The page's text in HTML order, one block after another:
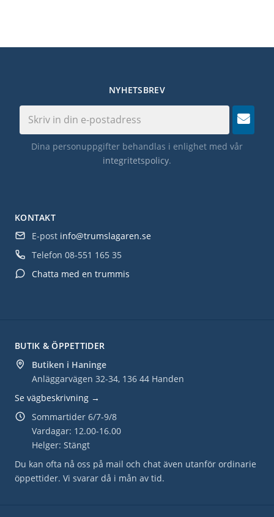
BUTIK & ÖPPETTIDER
Butiken i Haninge
Anläggarvägen 32-34, 136 44 Handen
Se vägbeskrivning →
Sommartider 6/7-9/8
Vardagar: 12.00-16.00
Helger: Stängt
Du kan ofta nå oss på mail och chat även utanför ordinarie
öppettider. Vi svarar då i mån av tid.
KONTAKT
E-post info@trumslagaren.se
Telefon 08-551 165 35
Chatta med en trummis
NYHETSBREV
Dina personuppgifter behandlas i enlighet med vår
integritetspolicy.